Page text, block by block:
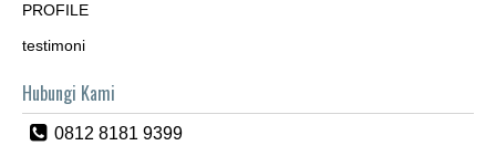
PROFILE
testimoni
Hubungi Kami
0812 8181 9399